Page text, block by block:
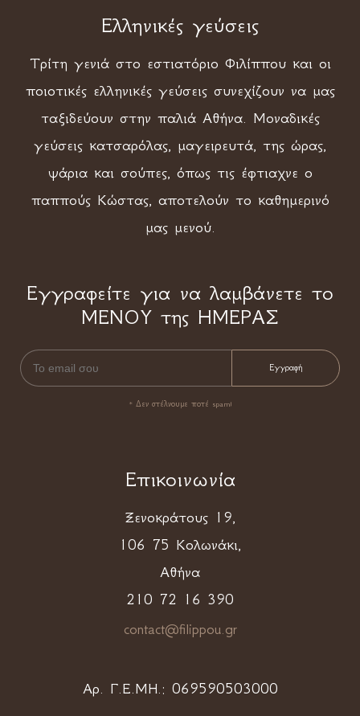
Ελληνικές γεύσεις
Τρίτη γενιά στο εστιατόριο Φιλίππου και οι
ποιοτικές ελληνικές γεύσεις συνεχίζουν να μας
ταξιδεύουν στην παλιά Αθήνα. Μοναδικές
γεύσεις κατσαρόλας, μαγειρευτά, της ώρας,
ψάρια και σούπες, όπως τις έφτιαχνε ο
παππούς Κώστας, αποτελούν το καθημερινό
μας μενού.
Εγγραφείτε για να λαμβάνετε το
ΜΕΝΟΥ της ΗΜΕΡΑΣ
* Δεν στέλνουμε ποτέ spam!
Επικοινωνία
Ξενοκράτους 19,
106 75 Κολωνάκι,
Αθήνα
210 72 16 390
contact@filippou.gr
Αρ. Γ.Ε.ΜΗ.: 069590503000